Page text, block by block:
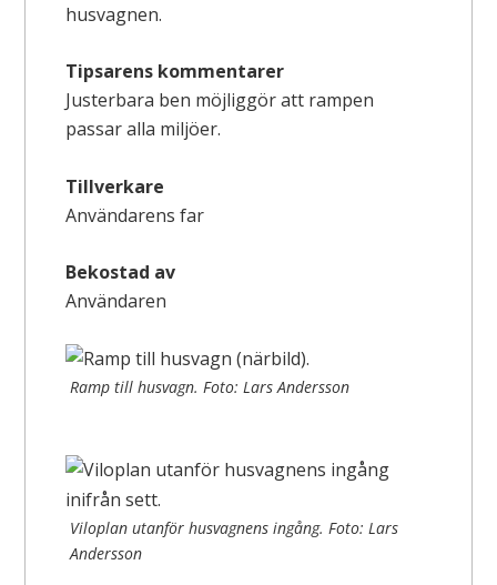
husvagnen.
Tipsarens kommentarer
Justerbara ben möjliggör att rampen
passar alla miljöer.
Tillverkare
Användarens far
Bekostad av
Användaren
Ramp till husvagn. Foto: Lars Andersson
Viloplan utanför husvagnens ingång. Foto: Lars
Andersson